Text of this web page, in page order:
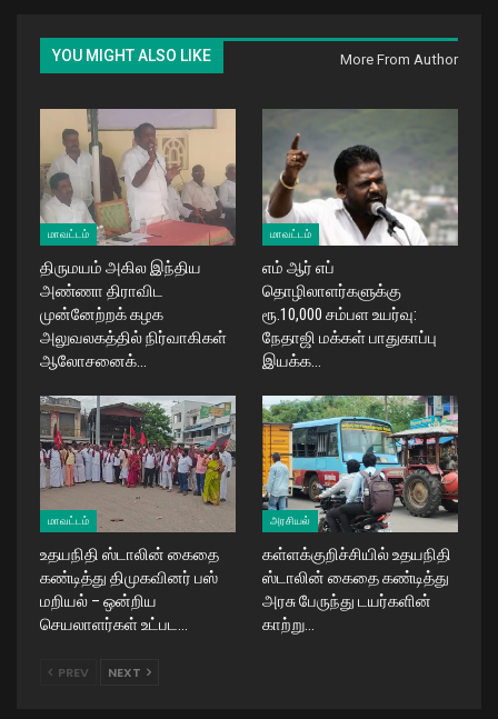
YOU MIGHT ALSO LIKE More From Author
மாவட்டம்
திருமயம் அகில இந்திய
அண்ணா திராவிட
முன்னேற்றக் கழக
அலுவலகத்தில் நிர்வாகிகள்
ஆலோசனைக்…
மாவட்டம்
எம் ஆர் எப்
தொழிலாளர்களுக்கு
ரூ.10,000 சம்பள உயர்வு:
நேதாஜி மக்கள் பாதுகாப்பு
இயக்க…
மாவட்டம்
உதயநிதி ஸ்டாலின் கைதை
கண்டித்து திமுகவினர் பஸ்
மறியல் – ஒன்றிய
செயலாளர்கள் உட்பட…
அரசியல்
கள்ளக்குறிச்சியில் உதயநிதி
ஸ்டாலின் கைதை கண்டித்து
அரசு பேருந்து டயர்களின்
காற்று…
PREV NEXT